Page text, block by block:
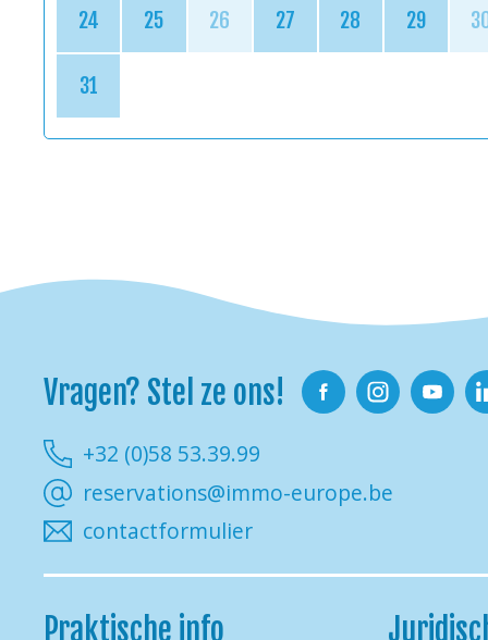
24 25 26 27 28 29
31
Vragen? Stel ze ons!
+32 (0)58 53.39.99
reservations@immo-europe.be
contactformulier
Praktische info